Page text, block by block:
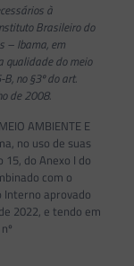
à
Brasileiro do
– Ibama, em
qualidade do meio
no §3º do art.
de 2008.
AMBIENTE E
no uso de suas
do Anexo I do
com o
Interno aprovado
2022, e tendo em